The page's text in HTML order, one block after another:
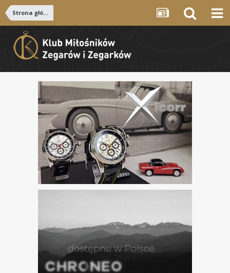
Strona główna